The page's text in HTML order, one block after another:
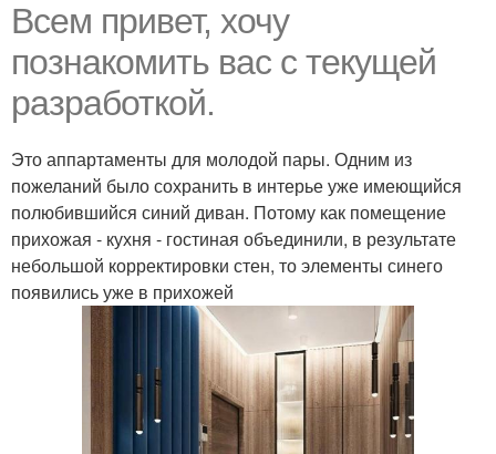
Всем привет, хочу
познакомить вас с текущей
разработкой.
Это аппартаменты для молодой пары. Одним из
пожеланий было сохранить в интерье уже имеющийся
полюбившийся синий диван. Потому как помещение
прихожая - кухня - гостиная объединили, в результате
небольшой корректировки стен, то элементы синего
появились уже в прихожей